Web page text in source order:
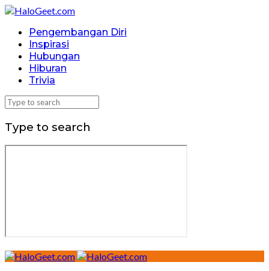
Pengembangan Diri
Inspirasi
Hubungan
Hiburan
Trivia
Type to search